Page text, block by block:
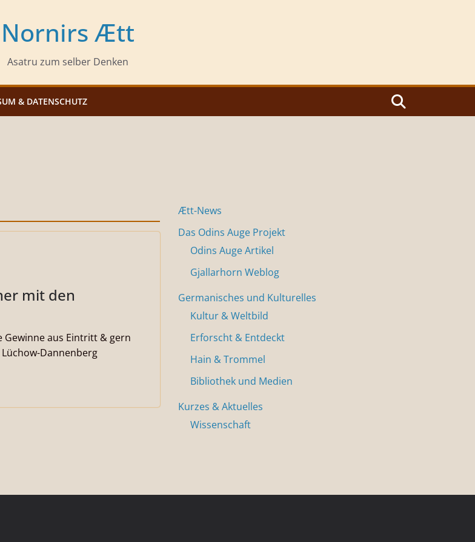
Nornirs Ætt
Asatru zum selber Denken
& DATENSCHUTZ
mit den
aus Eintritt & gern
Dannenberg
Ætt-News
Das Odins Auge Projekt
Odins Auge Artikel
Gjallarhorn Weblog
Germanisches und Kulturelles
Kultur & Weltbild
Erforscht & Entdeckt
Hain & Trommel
Bibliothek und Medien
Kurzes & Aktuelles
Wissenschaft